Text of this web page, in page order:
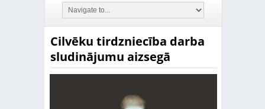
Cilvēku tirdzniecība darba
sludinājumu aizsegā